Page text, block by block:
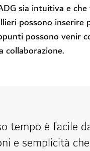
sia intuitiva e
possono
possono venir
collaborazione.
tempo è facile
e semplicità